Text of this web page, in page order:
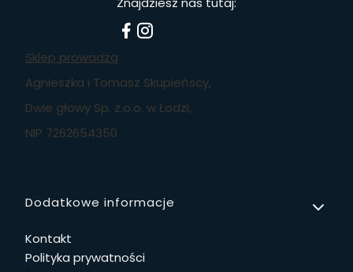
Sklep prowadzą
Agnieszka i Tomasz Skupieńscy,
Dwie głowy Sp. z.o.o. w Łodzi,
NIP 7262654350
Linki w stopce
Dodatkowe informacje
Kontakt
Polityka prywatności